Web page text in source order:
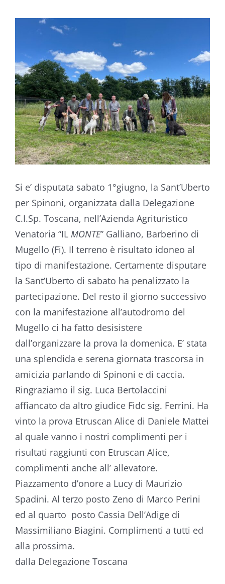
Ingrandisci
Si e’ disputata sabato 1°giugno, la Sant’Uberto
per Spinoni, organizzata dalla Delegazione
C.I.Sp. Toscana, nell’Azienda Agrituristico
Venatoria “IL MONTE” Galliano, Barberino di
Mugello (Fi). Il terreno è risultato idoneo al
tipo di manifestazione. Certamente disputare
la Sant’Uberto di sabato ha penalizzato la
partecipazione. Del resto il giorno successivo
con la manifestazione all’autodromo del
Mugello ci ha fatto desisistere
dall’organizzare la prova la domenica. E’ stata
una splendida e serena giornata trascorsa in
amicizia parlando di Spinoni e di caccia.
Ringraziamo il sig. Luca Bertolaccini
affiancato da altro giudice Fidc sig. Ferrini. Ha
vinto la prova Etruscan Alice di Daniele Mattei
al quale vanno i nostri complimenti per i
risultati raggiunti con Etruscan Alice,
complimenti anche all’ allevatore.
Piazzamento d’onore a Lucy di Maurizio
Spadini. Al terzo posto Zeno di Marco Perini
ed al quarto posto Cassia Dell’Adige di
Massimiliano Biagini. Complimenti a tutti ed
alla prossima.
dalla Delegazione Toscana
VIII